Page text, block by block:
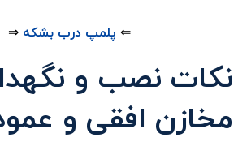
⇐ پلمپ درب بشکه ⇒
نکات نصب و
مخازن افقی و